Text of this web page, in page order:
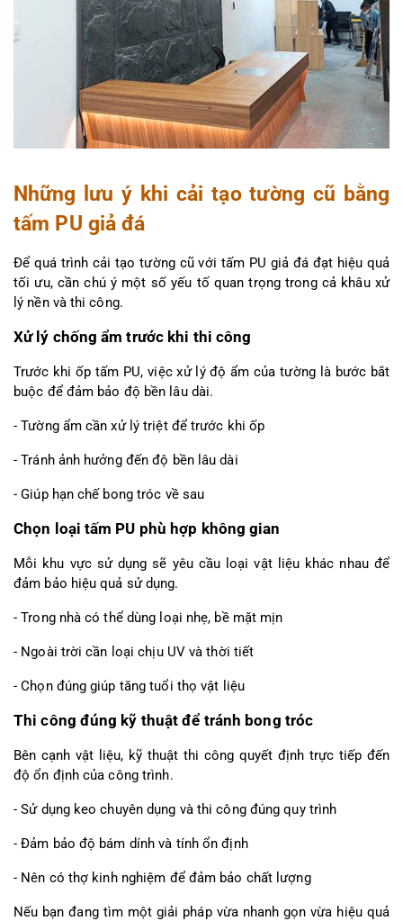
Những lưu ý khi cải tạo tường cũ bằng
tấm PU giả đá
Để quá trình cải tạo tường cũ với tấm PU giả đá đạt hiệu quả
tối ưu, cần chú ý một số yếu tố quan trọng trong cả khâu xử
lý nền và thi công.
Xử lý chống ẩm trước khi thi công
Trước khi ốp tấm PU, việc xử lý độ ẩm của tường là bước bắt
buộc để đảm bảo độ bền lâu dài.
- Tường ẩm cần xử lý triệt để trước khi ốp
- Tránh ảnh hưởng đến độ bền lâu dài
- Giúp hạn chế bong tróc về sau
Chọn loại tấm PU phù hợp không gian
Mỗi khu vực sử dụng sẽ yêu cầu loại vật liệu khác nhau để
đảm bảo hiệu quả sử dụng.
- Trong nhà có thể dùng loại nhẹ, bề mặt mịn
- Ngoài trời cần loại chịu UV và thời tiết
- Chọn đúng giúp tăng tuổi thọ vật liệu
Thi công đúng kỹ thuật để tránh bong tróc
Bên cạnh vật liệu, kỹ thuật thi công quyết định trực tiếp đến
độ ổn định của công trình.
- Sử dụng keo chuyên dụng và thi công đúng quy trình
- Đảm bảo độ bám dính và tính ổn định
- Nên có thợ kinh nghiệm để đảm bảo chất lượng
Nếu bạn đang tìm một giải pháp vừa nhanh gọn vừa hiệu quả